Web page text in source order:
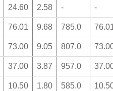
24.60 2.58 - -
76.01 9.68 785.0
73.00 9.05 807.0
37.00 3.87 957.0
10.50 1.80 585.0